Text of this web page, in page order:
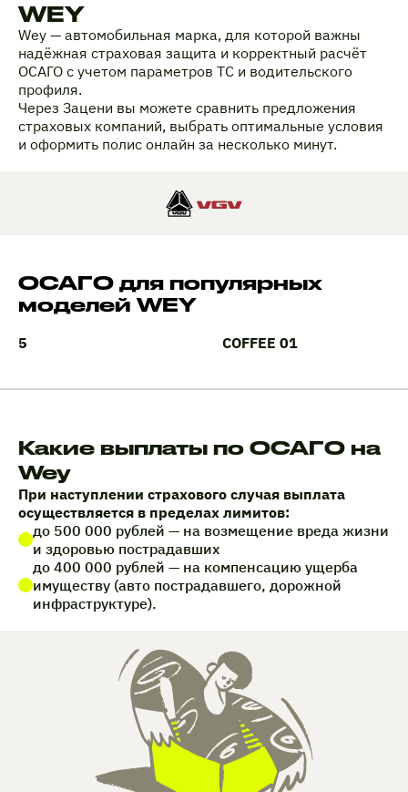
WEY
Wey — автомобильная марка, для которой важны
надёжная страховая защита и корректный расчёт
ОСАГО с учетом параметров ТС и водительского
профиля.
Через Зацени вы можете сравнить предложения
страховых компаний, выбрать оптимальные условия
и оформить полис онлайн за несколько минут.
ОСАГО для популярных
моделей WEY
5 COFFEE 01
Какие выплаты по ОСАГО на
Wey
При наступлении страхового случая выплата
осуществляется в пределах лимитов:
до 500 000 рублей — на возмещение вреда жизни
и здоровью пострадавших
до 400 000 рублей — на компенсацию ущерба
имуществу (авто пострадавшего, дорожной
инфраструктуре).